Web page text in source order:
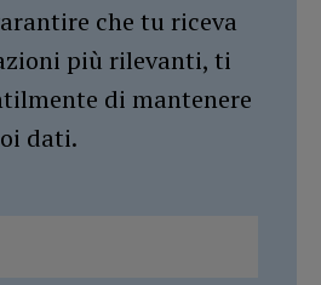
che tu riceva
più rilevanti, ti
di mantenere
dati.